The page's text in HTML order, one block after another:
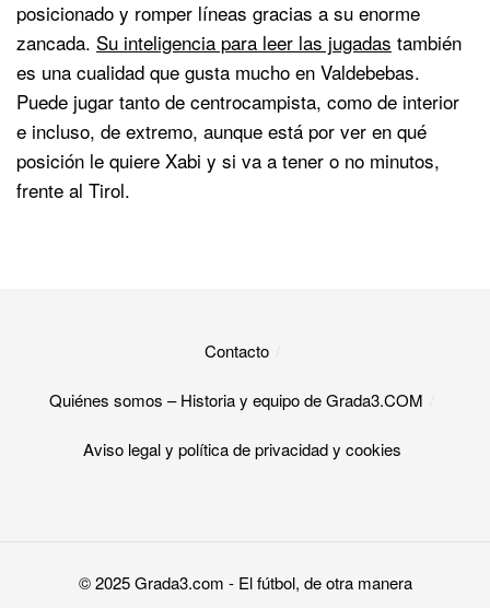
posicionado y romper líneas gracias a su enorme
zancada. Su inteligencia para leer las jugadas también
es una cualidad que gusta mucho en Valdebebas.
Puede jugar tanto de centrocampista, como de interior
e incluso, de extremo, aunque está por ver en qué
posición le quiere Xabi y si va a tener o no minutos,
frente al Tirol.
Contacto
Quiénes somos – Historia y equipo de Grada3.COM
Aviso legal y política de privacidad y cookies​
© 2025Grada3.com - El fútbol, de otra manera